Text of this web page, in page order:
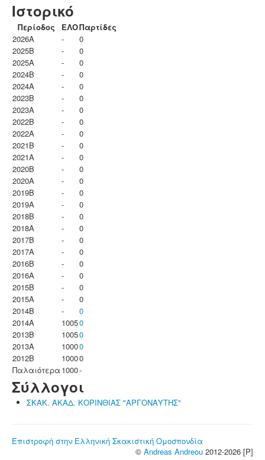
Ιστορικό
Περίοδος ΕΛΟΠαρτίδες
2026A
-
0
2025B
-
0
2025A
-
0
2024B
-
0
2024A
-
0
2023B
-
0
2023Α
-
0
2022B
-
0
2022A
-
0
2021B
-
0
2021A
-
0
2020B
-
0
2020A
-
0
2019B
-
0
2019A
-
0
2018B
-
0
2018A
-
0
2017B
-
0
2017A
-
0
2016B
-
0
2016A
-
0
2015B
-
0
2015A
-
0
2014B
-
0
2014A
10050
2013B
10050
2013A
10000
2012B
10000
Παλαιότερα 1000-
Σύλλογοι
ΣΚΑΚ. ΑΚΑΔ. ΚΟΡΙΝΘΙΑΣ "ΑΡΓΟΝΑΥΤΗΣ"
Επιστροφή στην Ελληνική Σκακιστική Ομοσπονδία
© Andreas Andreou 2012-2026 [P]